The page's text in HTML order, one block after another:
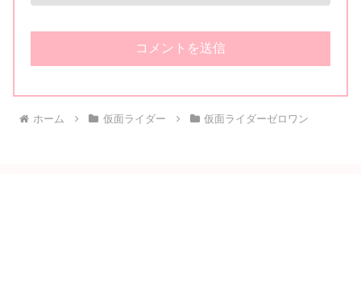
ホーム 仮面ライダー 仮面ライダーゼロワン